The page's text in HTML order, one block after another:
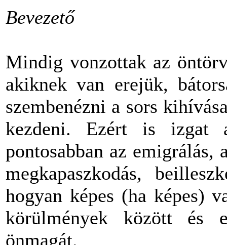
Bevezető
Mindig vonzottak az
akiknek van erejük,
szembenézni a sors
kezdeni. Ezért is izgat
pontosabban az emigrálás,
megkapaszkodás,
hogyan képes (ha képes)
körülmények között és
önmagát.